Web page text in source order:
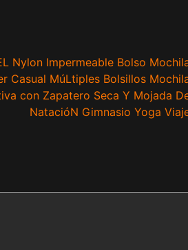
Nylon Impermeable Bolso
Casual MúLtiples Bolsillos
con Zapatero Seca Y Mojada
NatacióN Gimnasio Yoga